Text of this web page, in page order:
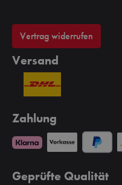
Vertrag widerrufen
Versand
Zahlung
Geprüfte Qualität